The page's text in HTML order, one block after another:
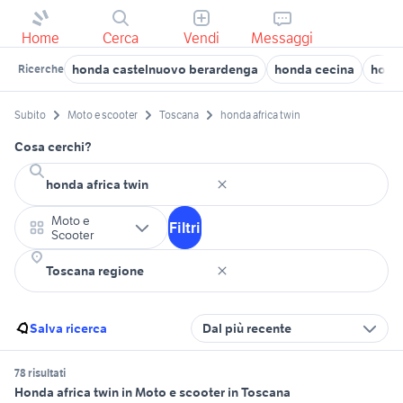
Home Cerca Vendi Messaggi
Ricerche honda castelnuovo berardenga honda cecina
Subito Moto e scooter Toscana honda africa twin
Cosa cerchi?
Moto e
Scooter
Filtri
Salva ricerca Dal più recente
78 risultati
Honda africa twin in Moto e scooter in Toscana